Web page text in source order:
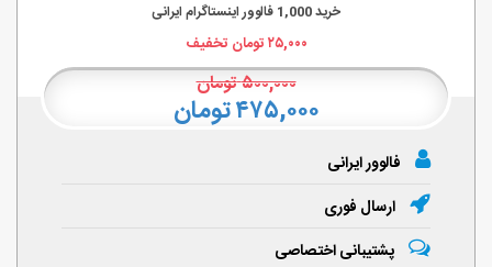
خرید1,000 فالوور اینستاگرام ایرانی
۲۵,۰۰۰تومان تخفیف
۵۰۰,۰۰۰تومان
۴۷۵,۰۰۰ تومان
فالوور ایرانی
ارسال فوری
پشتیبانی اختصاصی